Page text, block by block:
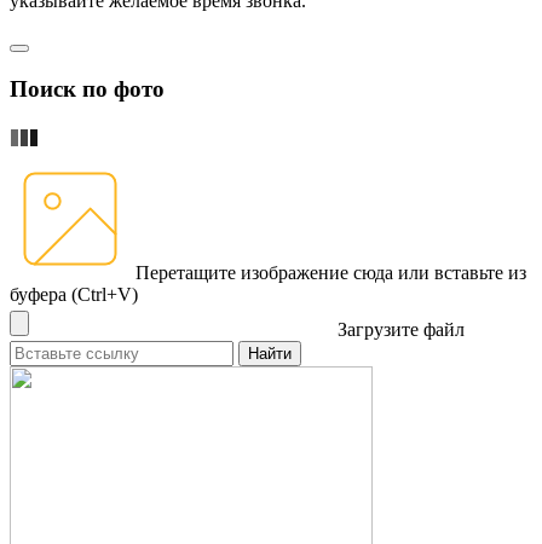
Поиск по фото
Перетащите изображение сюда или вставьте из
буфера (Ctrl+V)
Загрузите файл
Найти